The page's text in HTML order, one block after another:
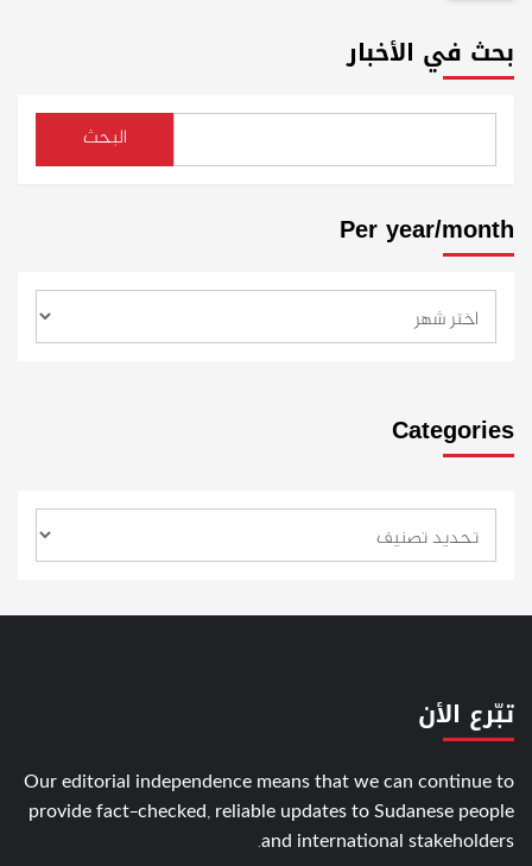
بحث في الأخبار
البحث
Per year/month
Categories
تبّرع الأن
Our editorial independence means that we can continue to
provide fact-checked, reliable updates to Sudanese people
and international stakeholders.